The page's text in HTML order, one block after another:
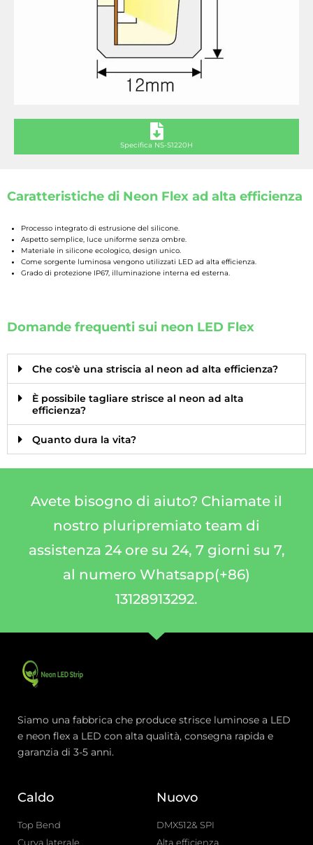
Specifica NS-S1220H
Caratteristiche di Neon Flex ad alta efficienza
Processo integrato di estrusione del silicone.
Aspetto semplice, luce uniforme senza ombre.
Materiale in silicone ecologico, design unico.
Come sorgente luminosa vengono utilizzati LED ad alta efficienza.
Grado di protezione IP67, illuminazione interna ed esterna.
Domande frequenti sui neon LED Flex
Che cos'è una striscia al neon ad alta efficienza?
È possibile tagliare strisce al neon ad alta
efficienza?
Quanto dura la vita?
Avete bisogno di aiuto? Chiamate il
nostro pluripremiato team di
assistenza 24 ore su 24, 7 giorni su 7,
al numero Whatsapp(+86)
13128913292.
Siamo una fabbrica che produce strisce luminose a LED
e neon flex a LED con alta qualità, consegna rapida e
garanzia di 3-5 anni.
Caldo
Top Bend
Curva laterale
Nuovo
DMX512& SPI
Alta efficienza